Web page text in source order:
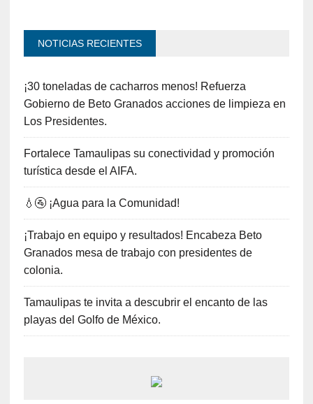
NOTICIAS RECIENTES
¡30 toneladas de cacharros menos! Refuerza
Gobierno de Beto Granados acciones de limpieza en
Los Presidentes.
Fortalece Tamaulipas su conectividad y promoción
turística desde el AIFA.
💧🚰 ¡Agua para la Comunidad!
¡Trabajo en equipo y resultados! Encabeza Beto
Granados mesa de trabajo con presidentes de
colonia.
Tamaulipas te invita a descubrir el encanto de las
playas del Golfo de México.